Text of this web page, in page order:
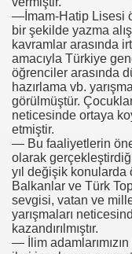
—İmam-Hatip Lisesi
bir şekilde yazma
kavramlar arasında
amacıyla Türkiye
öğrenciler arasında
hazırlama vb.
görülmüştür.
neticesinde ortaya
etmiştir.
— Bu faaliyetlerin
olarak
yıl değişik
Balkanlar ve Türk
sevgisi, vatan ve
yarışmaları
kazandırılmıştır.
— İlim